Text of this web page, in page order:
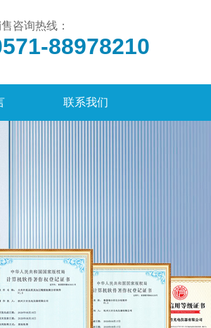
咨询热线：
88978210
联系我们